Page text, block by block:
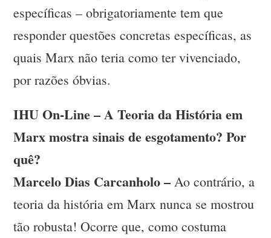
específicas – obrigatoriamente tem que
responder questões concretas específicas, as
quais Marx não teria como ter vivenciado,
por razões óbvias.
IHU On-Line – A Teoria da História em
Marx mostra sinais de esgotamento? Por
quê?
Marcelo Dias Carcanholo – Ao contrário, a
teoria da história em Marx nunca se mostrou
tão robusta! Ocorre que, como costuma